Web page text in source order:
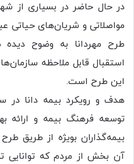
در حال حاضر در بسیاری از
مواصلاتی و شریان‌های حیاتی
طرح مهردانا به وضوح
استقبال قابل ملاحظه
این طرح است.
توسعه فرهنگ بیمه و ارائه
بیمه‌گذاران بویژه از طریق
آن بخش از مردم که توانایی